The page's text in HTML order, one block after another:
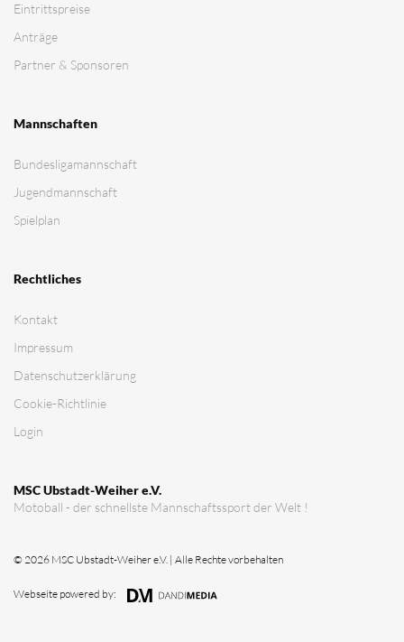
MSC Ubstadt-Weiher e.V.
Motoball - der schnellste Mannschaftssport der Welt !
Eintrittspreise
Anträge
Partner & Sponsoren
Mannschaften
Bundesligamannschaft
Jugendmannschaft
Spielplan
Rechtliches
Kontakt
Impressum
Datenschutz­erklärung
Cookie-Richtlinie
Login
© 2026 MSC Ubstadt-Weiher e.V. | Alle Rechte vorbehalten
Webseite powered by: